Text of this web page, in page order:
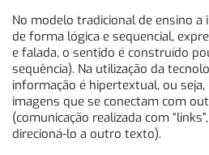
No modelo tradicional de ensino a
de forma lógica e sequencial,
e falada, o sentido é construído
sequência). Na utilização da
informação é hipertextual, ou
imagens que se conectam com
(comunicação realizada com
direcioná-lo a outro texto).